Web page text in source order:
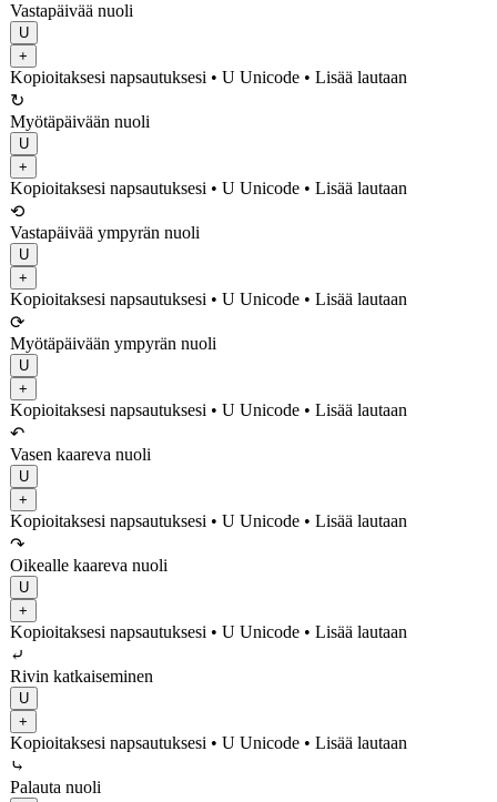
Vastapäivää nuoli
U
+
Kopioitaksesi napsautuksesi • U Unicode • Lisää lautaan
↻
Myötäpäivään nuoli
U
+
Kopioitaksesi napsautuksesi • U Unicode • Lisää lautaan
⟲
Vastapäivää ympyrän nuoli
U
+
Kopioitaksesi napsautuksesi • U Unicode • Lisää lautaan
⟳
Myötäpäivään ympyrän nuoli
U
+
Kopioitaksesi napsautuksesi • U Unicode • Lisää lautaan
↶
Vasen kaareva nuoli
U
+
Kopioitaksesi napsautuksesi • U Unicode • Lisää lautaan
↷
Oikealle kaareva nuoli
U
+
Kopioitaksesi napsautuksesi • U Unicode • Lisää lautaan
⤶
Rivin katkaiseminen
U
+
Kopioitaksesi napsautuksesi • U Unicode • Lisää lautaan
⤷
Palauta nuoli